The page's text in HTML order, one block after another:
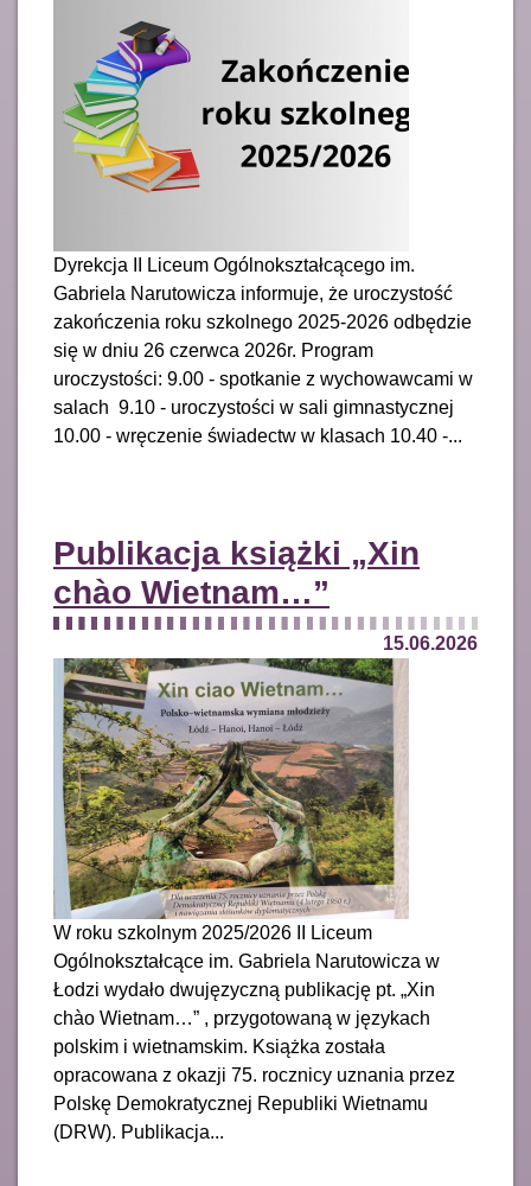
Dyrekcja II Liceum Ogólnokształcącego im.
Gabriela Narutowicza informuje, że uroczystość
zakończenia roku szkolnego 2025-2026 odbędzie
się w dniu 26 czerwca 2026r. Program
uroczystości: 9.00 - spotkanie z wychowawcami w
salach 9.10 - uroczystości w sali gimnastycznej
10.00 - wręczenie świadectw w klasach 10.40 -...
Publikacja książki „Xin
chào Wietnam…”
15.06.2026
W roku szkolnym 2025/2026 II Liceum
Ogólnokształcące im. Gabriela Narutowicza w
Łodzi wydało dwujęzyczną publikację pt. „Xin
chào Wietnam…” , przygotowaną w językach
polskim i wietnamskim. Książka została
opracowana z okazji 75. rocznicy uznania przez
Polskę Demokratycznej Republiki Wietnamu
(DRW). Publikacja...